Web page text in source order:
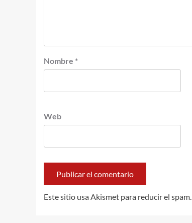
Nombre *
Web
Este sitio usa Akismet para reducir el spam.